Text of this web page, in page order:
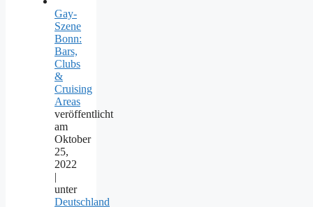
Gay-
Szene
Bonn:
Bars,
Clubs
&
Cruising
Areas
veröffentlicht
am
Oktober
25,
2022
|
unter
Deutschland